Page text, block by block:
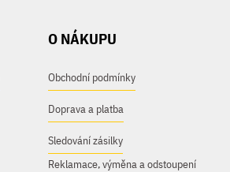
O NÁKUPU
Obchodní podmínky
Doprava a platba
Sledování zásilky
Reklamace, výměna a odstoupení